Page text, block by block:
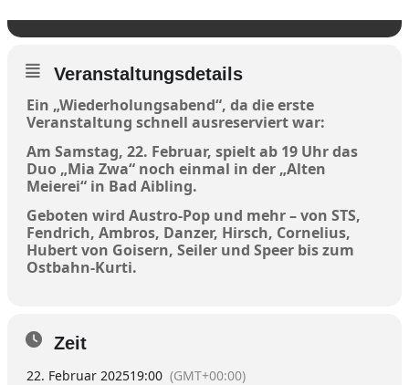
Veranstaltungsdetails
Ein „Wiederholungsabend“, da die erste
Veranstaltung schnell ausreserviert war:
Am Samstag, 22. Februar, spielt ab 19 Uhr das
Duo „Mia Zwa“ noch einmal in der „Alten
Meierei“ in Bad Aibling.
Geboten wird Austro-Pop und mehr – von STS,
Fendrich, Ambros, Danzer, Hirsch, Cornelius,
Hubert von Goisern, Seiler und Speer bis zum
Ostbahn-Kurti.
Zeit
22. Februar 202519:00 (GMT+00:00)